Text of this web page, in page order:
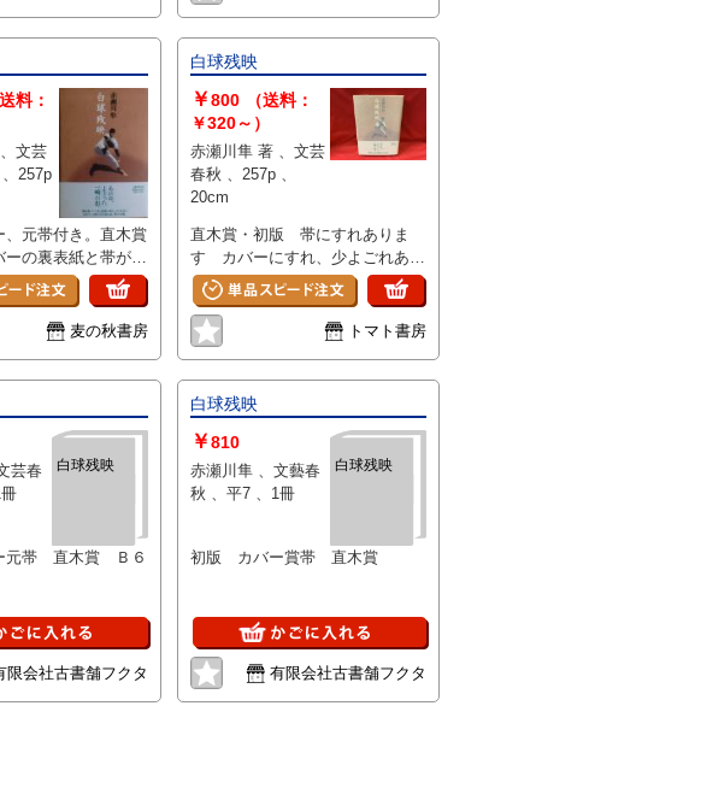
送料：
、元帯付き。直木賞
ーの裏表紙と帯が白
く汚れています。
麦の秋書房
白球残映
￥800
（送料：
￥320～）
赤瀬川隼 著 、文芸
春秋 、257p 、
20cm
直木賞・初版 帯にすれありま
す カバーにすれ、少よごれあり
ます 三方に微やけ、微よごれ箇
所あります 本文良好です
トマト書房
白球残映
1冊
元帯 直木賞 Ｂ６
限会社古書舗フクタ
白球残映
白球残映
￥810
赤瀬川隼 、文藝春
秋 、平7 、1冊
初版 カバー賞帯 直木賞
有限会社古書舗フクタ